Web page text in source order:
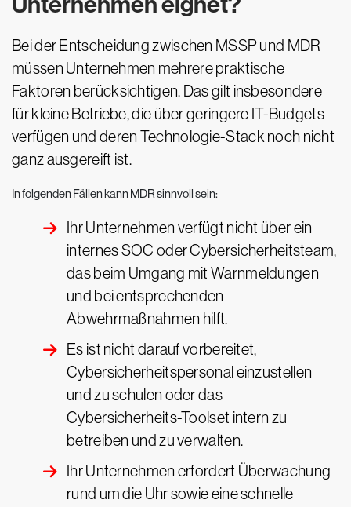
Bei der Entscheidung zwischen MSSP und MDR
müssen Unternehmen mehrere praktische
Faktoren berücksichtigen. Das gilt insbesondere
für kleine Betriebe, die über geringere IT-Budgets
verfügen und deren Technologie-Stack noch nicht
ganz ausgereift ist.
In folgenden Fällen kann MDR sinnvoll sein:
Ihr Unternehmen verfügt nicht über ein
internes SOC oder Cybersicherheitsteam,
das beim Umgang mit Warnmeldungen
und bei entsprechenden
Abwehrmaßnahmen hilft.
Es ist nicht darauf vorbereitet,
Cybersicherheitspersonal einzustellen
und zu schulen oder das
Cybersicherheits-Toolset intern zu
betreiben und zu verwalten.
Ihr Unternehmen erfordert Überwachung
rund um die Uhr sowie eine schnelle